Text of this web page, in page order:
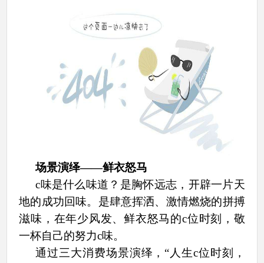
场景演绎——鲜衣怒马
c味是什么味道？是胸怀远志，开辟一片天
地的成功回味。 是肆意挥洒、激情燃烧的拼搏
滋味，在年少风发、鲜衣怒马的c位时刻，敬
一杯自己的努力c味。
通过三大消费场景演绎，“人生c位时刻，